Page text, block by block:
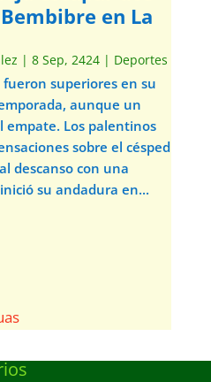
en La
| 8 Sep, 2424| Deportes
fueron superiores en su
aunque un
empate. Los palentinos
sobre el césped
descanso con una
su andadura en...